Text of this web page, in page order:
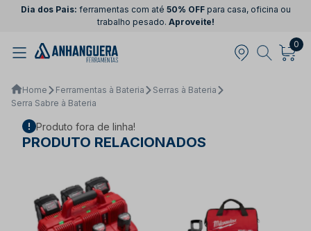
Dia dos Pais: ferramentas com até 50% OFFpara casa, oficina ou
trabalho pesado. Aproveite!
0
Home Ferramentas à Bateria
Serras à Bateria
Serra Sabre à Bateria
Produto fora de linha!
PRODUTO RELACIONADOS